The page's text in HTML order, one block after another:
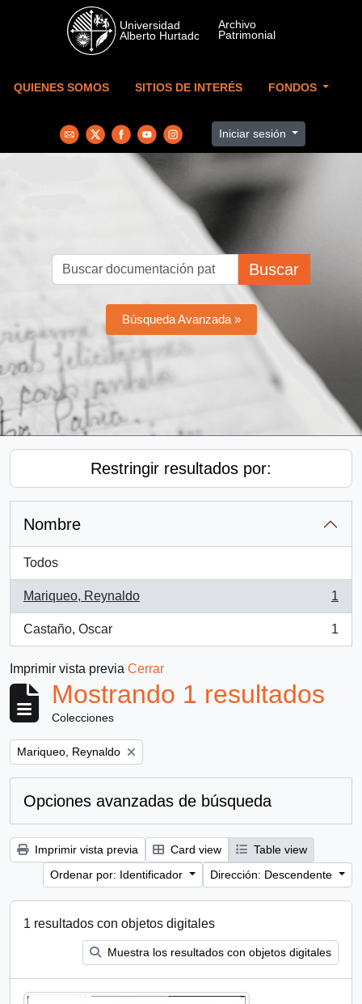
Skip to main content
QUIENES SOMOS SITIOS DE INTERÉS FONDOS
Iniciar sesión
Buscar
Búsqueda Avanzada »
Restringir resultados por:
Nombre
Todos
Mariqueo, Reynaldo
, 1 resultados
1
Castaño, Oscar
, 1 resultados
1
Imprimir vista previa Cerrar
Mostrando 1 resultados
Colecciones
Remove filter:
Mariqueo, Reynaldo
Opciones avanzadas de búsqueda
Imprimir vista previa Card view
Table view
Ordenar por: Identificador
Dirección: Descendente
1 resultados con objetos digitales
Muestra los resultados con objetos digitales